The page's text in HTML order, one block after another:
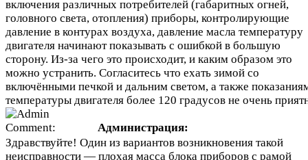
включения различных потребителей (габаритных огней,
головного света, отопления) приборы, контролирующие
давление в контурах воздуха, давление масла температуру
двигателя начинают показывать с ошибкой в большую
сторону. Из-за чего это происходит, и каким образом это
можно устранить. Согласитесь что ехать зимой со
включёнными печкой и дальним светом, а также
температуры двигателя более 120 градусов не очень
Администрация:
Здравствуйте! Один из вариантов возникновения такой
неисправности — плохая масса блока приборов с рамой